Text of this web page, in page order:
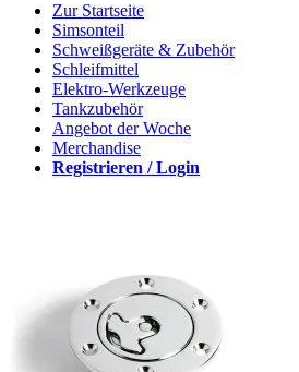
Zur Startseite
Simsonteil
Schweißgeräte & Zubehör
Schleifmittel
Elektro-Werkzeuge
Tankzubehör
Angebot der Woche
Merchandise
Registrieren / Login